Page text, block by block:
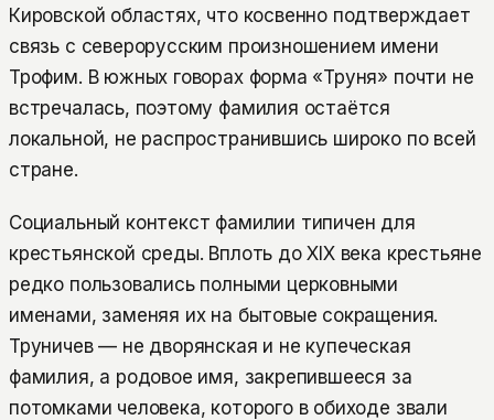
Кировской областях, что косвенно подтверждает
связь с северорусским произношением имени
Трофим. В южных говорах форма «Труня» почти не
встречалась, поэтому фамилия остаётся
локальной, не распространившись широко по всей
стране.
Социальный контекст фамилии типичен для
крестьянской среды. Вплоть до XIX века крестьяне
редко пользовались полными церковными
именами, заменяя их на бытовые сокращения.
Труничев — не дворянская и не купеческая
фамилия, а родовое имя, закрепившееся за
потомками человека, которого в обиходе звали